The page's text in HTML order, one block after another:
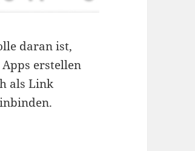
daran ist,
erstellen
als Link